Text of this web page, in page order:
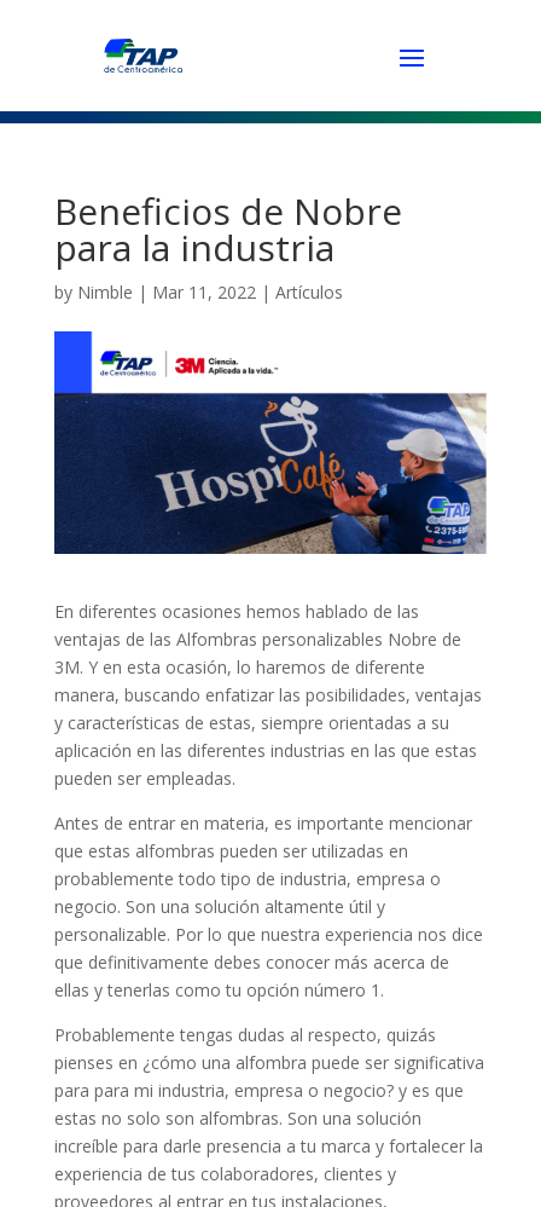
Beneficios de Nobre
para la industria
by Nimble | Mar 11, 2022| Artículos
En diferentes ocasiones hemos hablado de las
ventajas de las Alfombras personalizables Nobre de
3M. Y en esta ocasión, lo haremos de diferente
manera, buscando enfatizar las posibilidades, ventajas
y características de estas, siempre orientadas a su
aplicación en las diferentes industrias en las que estas
pueden ser empleadas.
Antes de entrar en materia, es importante mencionar
que estas alfombras pueden ser utilizadas en
probablemente todo tipo de industria, empresa o
negocio. Son una solución altamente útil y
personalizable. Por lo que nuestra experiencia nos dice
que definitivamente debes conocer más acerca de
ellas y tenerlas como tu opción número 1.
Probablemente tengas dudas al respecto, quizás
pienses en ¿cómo una alfombra puede ser significativa
para para mi industria, empresa o negocio? y es que
estas no solo son alfombras. Son una solución
increíble para darle presencia a tu marca y fortalecer la
experiencia de tus colaboradores, clientes y
proveedores al entrar en tus instalaciones,